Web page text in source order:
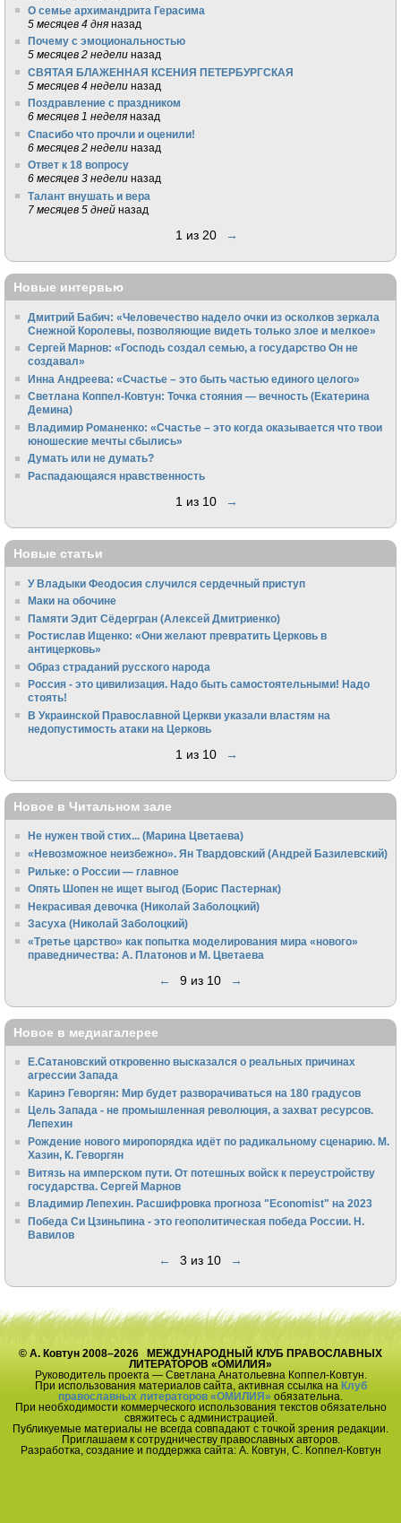
О семье архимандрита Герасима
5 месяцев 4 дня назад
Почему с эмоциональностью
5 месяцев 2 недели назад
СВЯТАЯ БЛАЖЕННАЯ КСЕНИЯ ПЕТЕРБУРГСКАЯ
5 месяцев 4 недели назад
Поздравление с праздником
6 месяцев 1 неделя назад
Спасибо что прочли и оценили!
6 месяцев 2 недели назад
Ответ к 18 вопросу
6 месяцев 3 недели назад
Талант внушать и вера
7 месяцев 5 дней назад
1 из 20 →
Новые интервью
Дмитрий Бабич: «Человечество надело очки из осколков зеркала
Снежной Королевы, позволяющие видеть только злое и мелкое»
Сергей Марнов: «Господь создал семью, а государство Он не
создавал»
Инна Андреева: «Счастье – это быть частью единого целого»
Светлана Коппел-Ковтун: Точка стояния — вечность (Екатерина
Демина)
Владимир Романенко: «Счастье – это когда оказывается что твои
юношеские мечты сбылись»
Думать или не думать?
Распадающаяся нравственность
1 из 10 →
Новые статьи
У Владыки Феодосия случился сердечный приступ
Маки на обочине
Памяти Эдит Сёдергран (Алексей Дмитриенко)
Ростислав Ищенко: «Они желают превратить Церковь в
антицерковь»
Образ страданий русского народа
Россия - это цивилизация. Надо быть самостоятельными! Надо
стоять!
В Украинской Православной Церкви указали властям на
недопустимость атаки на Церковь
1 из 10 →
Новое в Читальном зале
Не нужен твой стих... (Марина Цветаева)
«Невозможное неизбежно». Ян Твардовский (Андрей Базилевский)
Рильке: о России — главное
Опять Шопен не ищет выгод (Борис Пастернак)
Некрасивая девочка (Николай Заболоцкий)
Засуха (Николай Заболоцкий)
«Третье царство» как попытка моделирования мира «нового»
праведничества: А. Платонов и М. Цветаева
← 9 из 10 →
Новое в медиагалерее
Е.Сатановский откровенно высказался о реальных причинах
агрессии Запада
Каринэ Геворгян: Мир будет разворачиваться на 180 градусов
Цель Запада - не промышленная революция, а захват ресурсов.
Лепехин
Рождение нового миропорядка идёт по радикальному сценарию. М.
Хазин, К. Геворгян
Витязь на имперском пути. От потешных войск к переустройству
государства. Сергей Марнов
Владимир Лепехин. Расшифровка прогноза "Economist" на 2023
Победа Си Цзиньпина - это геополитическая победа России. Н.
Вавилов
← 3 из 10 →
© А. Ковтун 2008–2026 МЕЖДУНАРОДНЫЙ КЛУБ ПРАВОСЛАВНЫХ
ЛИТЕРАТОРОВ «ОМИЛИЯ»
Руководитель проекта — Светлана Анатольевна Коппел-Ковтун.
При использования материалов сайта, активная ссылка на Клуб
православных литераторов «ОМИЛИЯ» обязательна.
При необходимости коммерческого использования текстов обязательно
свяжитесь с администрацией.
Публикуемые материалы не всегда совпадают с точкой зрения редакции.
Приглашаем к сотрудничеству православных авторов.
Разработка, создание и поддержка сайта: А. Ковтун, С. Коппел-Ковтун